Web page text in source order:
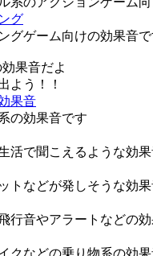
グ
グゲーム向けの効果音で
果音だよ
よう！！
果音
の効果音です
活で聞こえるような効
トなどが発しそうな効
行音やアラートなどの
クなどの乗り物系の効